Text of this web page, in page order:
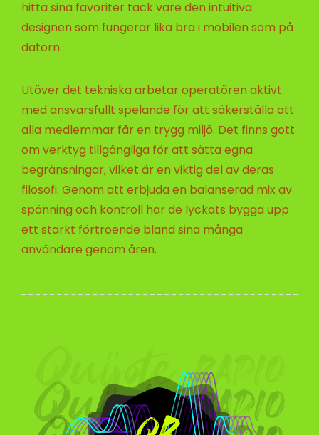
hitta sina favoriter tack vare den intuitiva
designen som fungerar lika bra i mobilen som på
datorn.
Utöver det tekniska arbetar operatören aktivt
med ansvarsfullt spelande för att säkerställa att
alla medlemmar får en trygg miljö. Det finns gott
om verktyg tillgängliga för att sätta egna
begränsningar, vilket är en viktig del av deras
filosofi. Genom att erbjuda en balanserad mix av
spänning och kontroll har de lyckats bygga upp
ett starkt förtroende bland sina många
användare genom åren.